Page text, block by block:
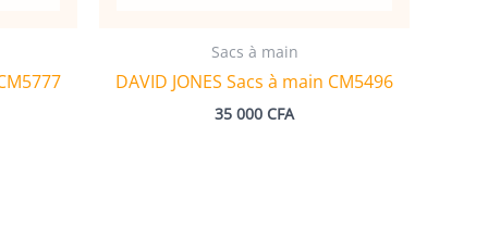
Sacs à main
DAVID JONES Sacs à main CM5496
35 000 CFA